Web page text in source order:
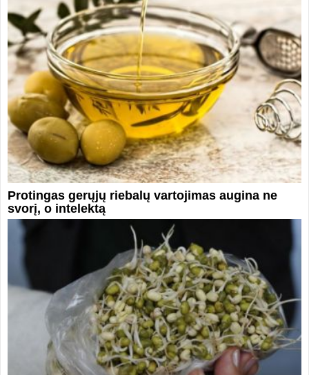
Protingas gerųjų riebalų vartojimas augina ne
svorį, o intelektą